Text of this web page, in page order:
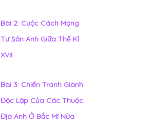
Bài 2: Cuộc Cách Mạng
Tư Sản Anh Giữa Thế Kỉ
XVII
Bài 3: Chiến Tranh Giành
Độc Lập Của Các Thuộc
Địa Anh Ở Bắc Mĩ Nửa